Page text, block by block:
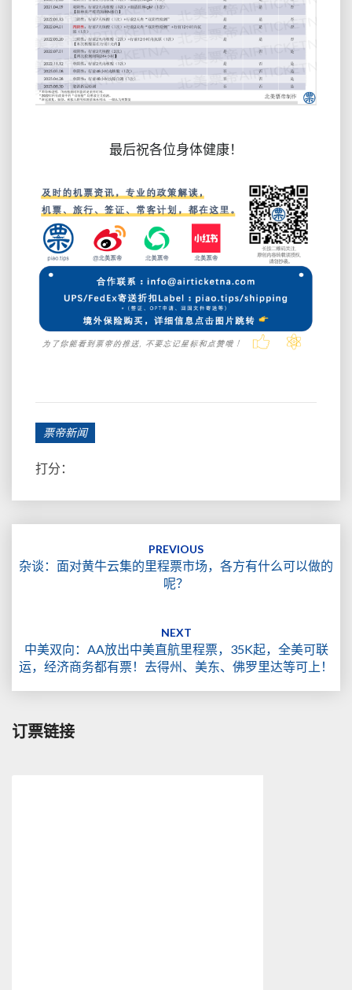
最后祝各位身体健康！
票帝新闻
打分：
PREVIOUS
杂谈：面对黄牛云集的里程票市场，各方有什么可以做的
呢？
NEXT
中美双向：AA放出中美直航里程票，35K起，全美可联
运，经济商务都有票！去得州、美东、佛罗里达等可上！
订票链接